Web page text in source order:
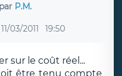
P.M.
11/03/2011 19:50
sur le coût réel...
être tenu compte